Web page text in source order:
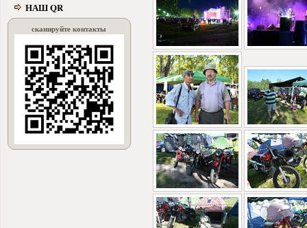
НАШ QR
сканируйте контакты